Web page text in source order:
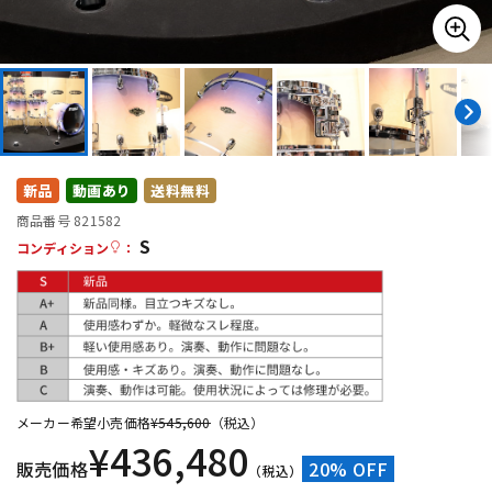
DTM オンライン納品 レコーディング機器
配信/ライブ機器
中古 ヴィンテージ
新品 動画あり 送料無料
商品番号 821582
コンディション
： S
メーカー希望小売価格¥545,600（税込）
販売価格¥436,480 （税込） 20% OFF